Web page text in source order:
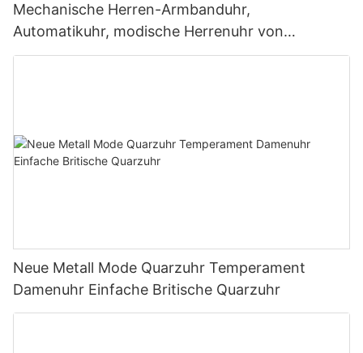
Mechanische Herren-Armbanduhr,
Automatikuhr, modische Herrenuhr von
Topmarken aus Japan
Neue Metall Mode Quarzuhr Temperament
Damenuhr Einfache Britische Quarzuhr